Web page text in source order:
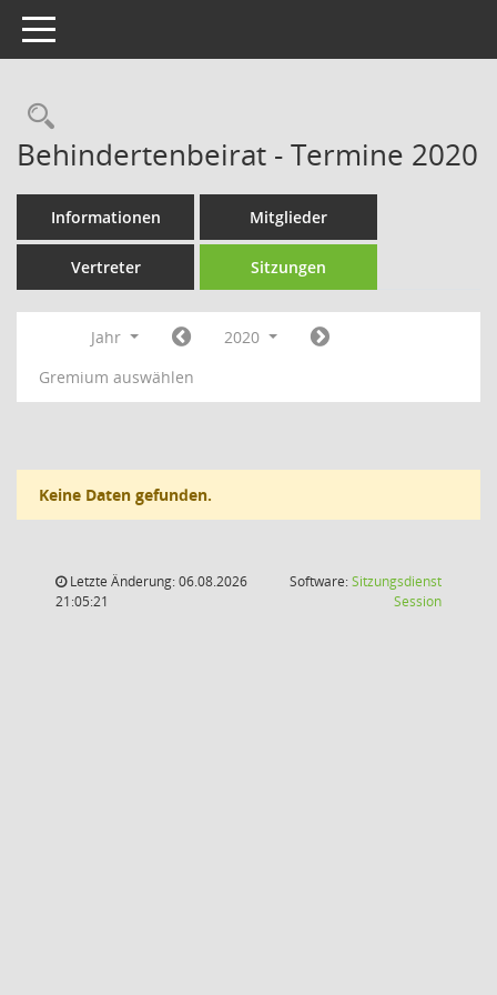
Toggle navigation
Rechercheauswahl
Behindertenbeirat - Termine 2020
Informationen Mitglieder
Vertreter Sitzungen
Jahr
2020
Gremium auswählen
Keine Daten gefunden.
Letzte Änderung: 06.08.2026
21:05:21
Software:Sitzungsdienst
Session(Wird in